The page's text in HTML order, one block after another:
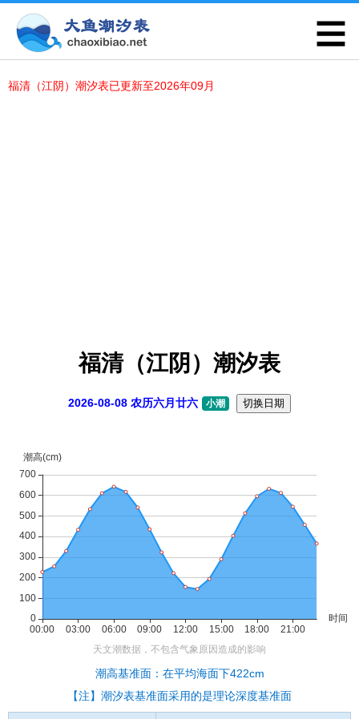
福清（江阴）潮汐表已更新至2026年09月
福清（江阴）潮汐表
2026-08-08 农历六月廿六 小潮 切换日期
潮高基准面：在平均海面下422cm
【注】潮汐表基准面采用的是理论深度基准面